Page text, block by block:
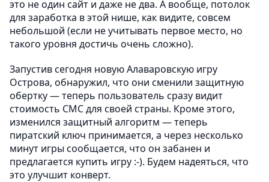
это не один сайт и даже не два. А вообще, потолок
для заработка в этой нише, как видите, совсем
небольшой (если не учитывать первое место, но
такого уровня достичь очень сложно).
Запустив сегодня новую Алаваровскую игру
Острова, обнаружил, что они сменили защитную
обертку — теперь пользователь сразу видит
стоимость СМС для своей страны. Кроме этого,
изменился защитный алгоритм — теперь
пиратский ключ принимается, а через несколько
минут игры сообщается, что он забанен и
предлагается купить игру :-). Будем надеяться, что
это улучшит конверт.